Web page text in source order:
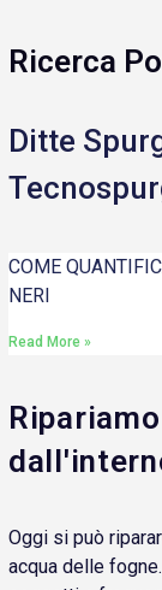
Ricerca
Ditte
COME
NERI
Read More »
Oggi si può
acqua delle